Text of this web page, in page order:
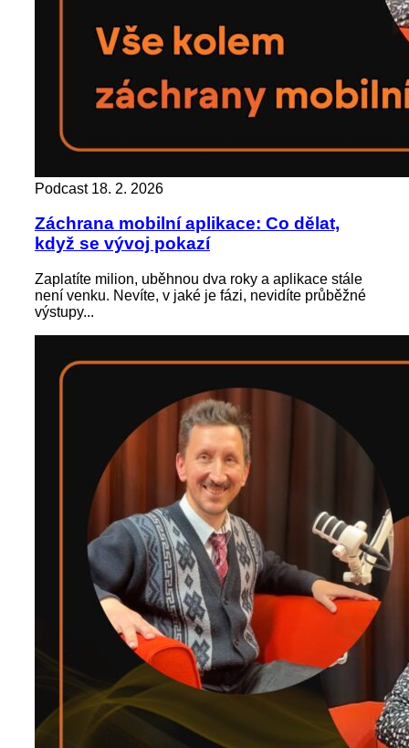
Podcast 18. 2. 2026
Záchrana mobilní aplikace: Co dělat,
když se vývoj pokazí
Zaplatíte milion, uběhnou dva roky a aplikace stále
není venku. Nevíte, v jaké je fázi, nevidíte průběžné
výstupy...